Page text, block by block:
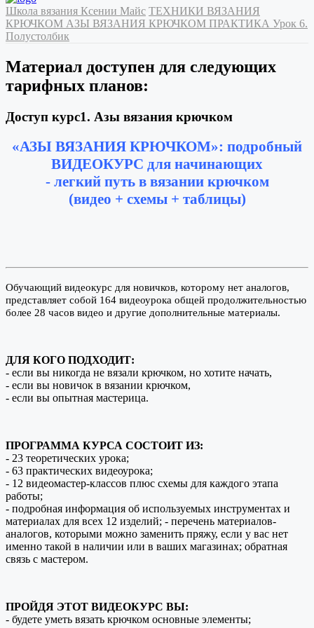
Школа вязания Ксении Майс ТЕХНИКИ ВЯЗАНИЯ
КРЮЧКОМ АЗЫ ВЯЗАНИЯ КРЮЧКОМ ПРАКТИКА Урок 6.
Полустолбик
Материал доступен для следующих
тарифных планов:
Доступ курс1. Азы вязания крючком
«АЗЫ ВЯЗАНИЯ КРЮЧКОМ»: подробный
ВИДЕОКУРС для начинающих
- легкий путь в вязании крючком
(видео + схемы + таблицы)
Обучающий видеокурс для новичков, которому нет аналогов,
представляет собой 164 видеоурока общей продолжительностью
более 28 часов видео и другие дополнительные материалы.
ДЛЯ КОГО ПОДХОДИТ:
- если вы никогда не вязали крючком, но хотите начать,
- если вы новичок в вязании крючком,
- если вы опытная мастерица.
ПРОГРАММА КУРСА СОСТОИТ ИЗ:
- 23 теоретических урока;
- 63 практических видеоурока;
- 12 видеомастер-классов плюс схемы для каждого этапа
работы;
- подробная информация об используемых инструментах и
материалах для всех 12 изделий; - перечень материалов-
аналогов, которыми можно заменить пряжу, если у вас нет
именно такой в наличии или в ваших магазинах; обратная
связь с мастером.
ПРОЙДЯ ЭТОТ ВИДЕОКУРС ВЫ:
- будете уметь вязать крючком основные элементы;